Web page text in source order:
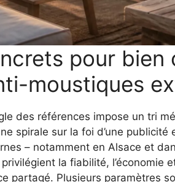
pour bien
moustiques
des références impose un tri
spirale sur la foi d’une
– notamment en Alsace et
la fiabilité, l’économie
partagé. Plusieurs paramètres